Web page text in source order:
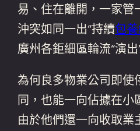
易、住在離開，一家管
沖突如同一出“持續包
廣州各鉅細區輪流“演出
為何良多物業公司即使
同，也能一向佔據在小
由於他們還一向收取業